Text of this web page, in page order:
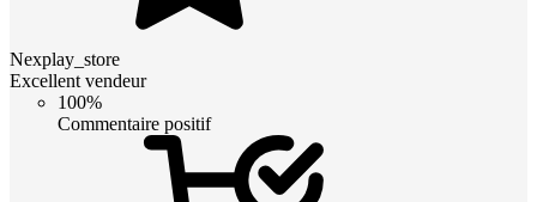
Nexplay_store
Excellent vendeur
100%
Commentaire positif